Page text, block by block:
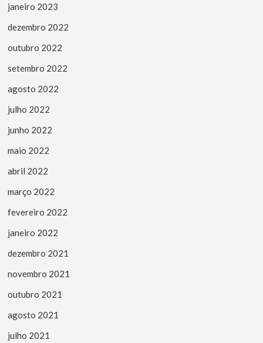
janeiro 2023
dezembro 2022
outubro 2022
setembro 2022
agosto 2022
julho 2022
junho 2022
maio 2022
abril 2022
março 2022
fevereiro 2022
janeiro 2022
dezembro 2021
novembro 2021
outubro 2021
agosto 2021
julho 2021